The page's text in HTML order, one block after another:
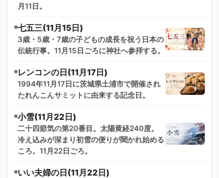
月11日。
七五三(11月15日)
3歳・5歳・7歳の子どもの成長を祝う日本の
伝統行事。11月15日ごろに神社へ参拝する。
レンコンの日(11月17日)
1994年11月17日に茨城県土浦市で開催され
たれんこんサミットに由来する記念日。
小雪(11月22日)
二十四節気の第20番目。太陽黄経240度。
冷え込みが深まり初雪の便りが聞かれ始める
ころ。11月22日ごろ。
いい夫婦の日(11月22日)